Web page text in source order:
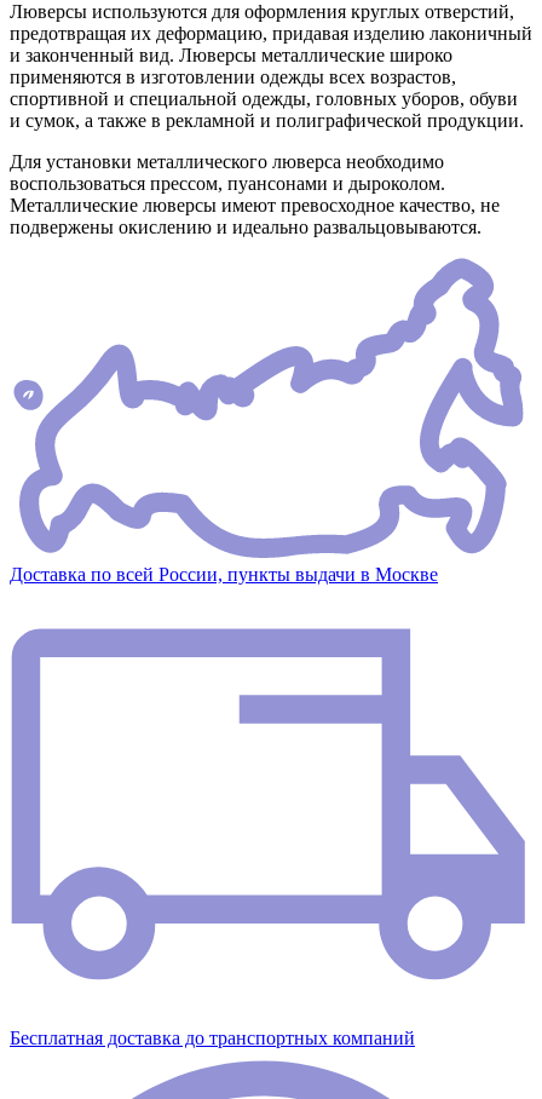
Люверсы используются для оформления круглых отверстий,
предотвращая их деформацию, придавая изделию лаконичный
и законченный вид. Люверсы металлические широко
применяются в изготовлении одежды всех возрастов,
спортивной и специальной одежды, головных уборов, обуви
и сумок, а также в рекламной и полиграфической продукции.
Для установки металлического люверса необходимо
воспользоваться прессом, пуансонами и дыроколом.
Металлические люверсы имеют превосходное качество, не
подвержены окислению и идеально развальцовываются.
Доставка по всей России, пункты выдачи в Москве
Бесплатная доставка до транспортных компаний